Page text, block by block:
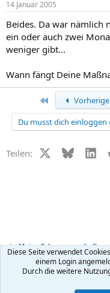
14 Januar 2005
Beides. Da war nämlich
ein oder auch zwei
weniger gibt...
Wann fängt Deine
Erste Vorherige
Du musst dich
Teilen: X (Twitter)
Bluesky
Meine Schwangerschaft -
Kontakt
Diese Seite verwendet
einem Login
Durch die weitere